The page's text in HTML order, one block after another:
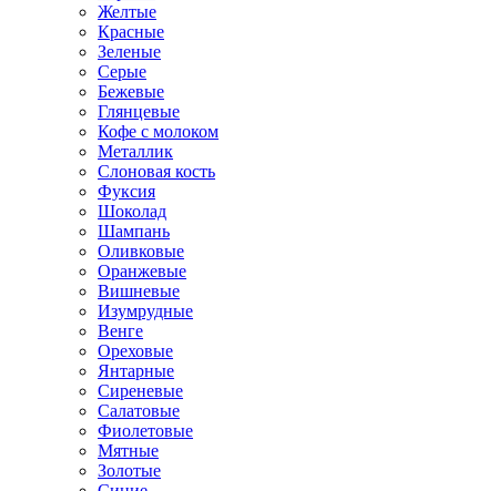
Желтые
Красные
Зеленые
Серые
Бежевые
Глянцевые
Кофе с молоком
Металлик
Слоновая кость
Фуксия
Шоколад
Шампань
Оливковые
Оранжевые
Вишневые
Изумрудные
Венге
Ореховые
Янтарные
Сиреневые
Салатовые
Фиолетовые
Мятные
Золотые